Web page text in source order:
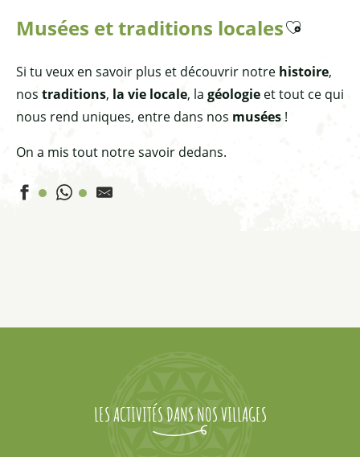
Musées et traditions localesAjouter aux
Si tu veux en savoir plus et découvrir notre histoire,
nos traditions, la vie locale, la géologie et tout ce qui
nous rend uniques, entre dans nos musées !
On a mis tout notre savoir dedans.
Exposition sur l'Ancienne Mine de Cuivre
La Vieille Maison Traditionnelle
LES ACTIVITÉS DANS NOS VILLAGES